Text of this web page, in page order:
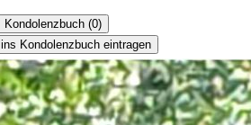
Kondolenzbuch (0)
ins Kondolenzbuch eintragen